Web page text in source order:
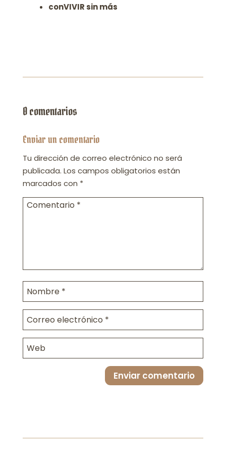
conVIVIR sin más
0 comentarios
Enviar un comentario
Tu dirección de correo electrónico no será
publicada. Los campos obligatorios están
marcados con *
Enviar comentario